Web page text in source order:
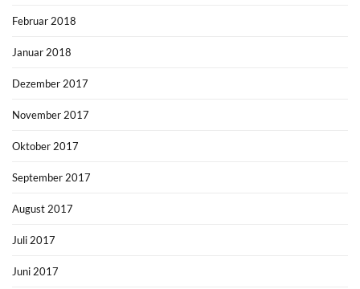
Februar 2018
Januar 2018
Dezember 2017
November 2017
Oktober 2017
September 2017
August 2017
Juli 2017
Juni 2017